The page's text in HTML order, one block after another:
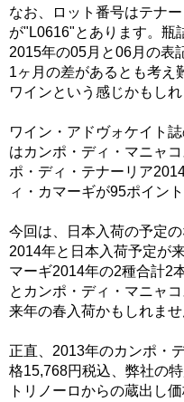
なお、ロット番号はテナ
が"L0616"とあります。瓶
2015年の05月と06月の表
1ヶ月の差があるとも考え
ワインという感じかもしれ
ワイン・アドヴォケイト
はカンポ・ディ・マニャ
ポ・ディ・テナーリア
ィ・カマーギが95ポイント
今回は、日本入荷の予定
2014年と日本入荷予定が
マーギ2014年の2種合計2
とカンポ・ディ・マニャ
来年の春入荷かもしれませ
正直、2013年のカンポ・
格15,768円税込、弊社の
トリノーロからの蔵出し